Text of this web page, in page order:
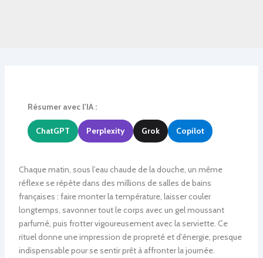
Résumer avec l'IA :
ChatGPT Perplexity Grok Copilot
Chaque matin, sous l’eau chaude de la douche, un même
réflexe se répète dans des millions de salles de bains
françaises : faire monter la température, laisser couler
longtemps, savonner tout le corps avec un gel moussant
parfumé, puis frotter vigoureusement avec la serviette. Ce
rituel donne une impression de propreté et d’énergie, presque
indispensable pour se sentir prêt à affronter la journée.